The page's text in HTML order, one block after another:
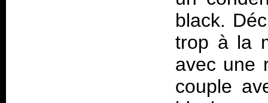
black.
trop à la
avec une
couple